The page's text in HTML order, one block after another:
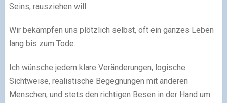
Seins, rausziehen will.
Wir bekämpfen uns plötzlich selbst, oft ein ganzes Leben
lang bis zum Tode.
Ich wünsche jedem klare Veränderungen, logische
Sichtweise, realistische Begegnungen mit anderen
Menschen, und stets den richtigen Besen in der Hand um